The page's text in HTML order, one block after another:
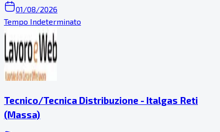
01/08/2026
Tempo Indeterminato
Tecnico/Tecnica Distribuzione - Italgas Reti
(Massa)